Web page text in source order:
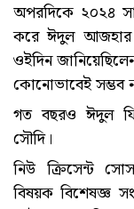
অপরদিকে ২০২৪
করে ঈদুল আজহার
ওইদিন
কোনোভাবেই সম্ভব
গত বছরও ঈদুল
সৌদি।
নিউ ক্রিসেন্ট
বিষয়ক বিশেষজ্ঞ